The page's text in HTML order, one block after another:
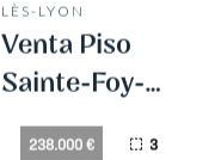
LÈS-LYON
Venta Piso
Sainte-Foy-
lès-Lyon
238.000 €
3